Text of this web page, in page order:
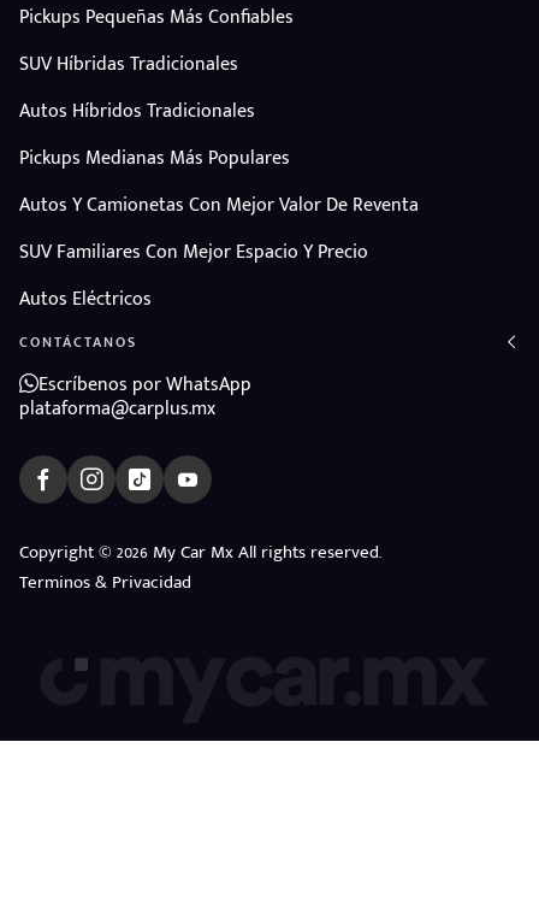
Pickups Pequeñas Más Confiables
SUV Híbridas Tradicionales
Autos Híbridos Tradicionales
Pickups Medianas Más Populares
Autos Y Camionetas Con Mejor Valor De Reventa
SUV Familiares Con Mejor Espacio Y Precio
Autos Eléctricos
CONTÁCTANOS
Escríbenos por WhatsApp
plataforma@carplus.mx
Copyright © 2026 My Car Mx All rights reserved.
Terminos & Privacidad